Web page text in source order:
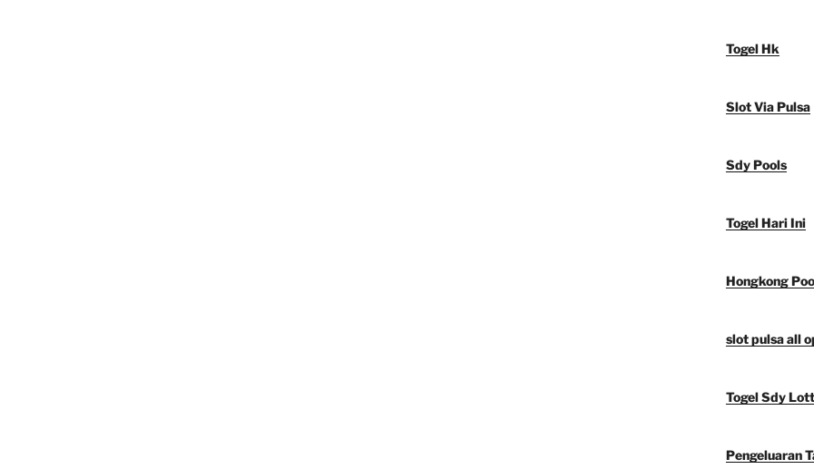
Togel Hk
Slot Via Pulsa
Sdy Pools
Togel Hari Ini
Hongkong
slot pulsa all
Togel Sdy
Pengeluaran